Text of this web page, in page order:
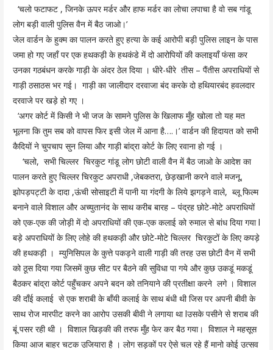
‘चलो फटाफट , जिनके ऊपर मर्डर और हाफ मर्डर का लोचा लपाचा है वो सब गांडू
लोग बड़ी वाली पुलिस वैन में बैठ जाओ।’
जेल वार्डन के हुक्म का पालन करते हुए हत्या के कई आरोपी बड़ी पुलिस लाइन के पास
जमा हो गए जहाँ पर एक हथकड़ी के हथकंडे में दो आरोपियों की कलाइयाँ फंसा कर
उनका गठबंधन करके गाड़ी के अंदर ठेल दिया । धीरे-धीरे तीस – पैंतीस अपराधियों से
गाड़ी ठसाठस भर गई। गाड़ी का जालीदार दरवाजा बंद करके दो हथियारबंद हवलदार
दरवाजे पर खड़े हो गए ।
‘अगर कोर्ट में किसी ने भी जज के सामने पुलिस के खिलाफ मुँह खोला तो यह मत
भूलना कि तुम सब को वापस फिर इसी जेल में आना है….।’ वार्डन की हिदायत को सभी
कैदियों ने चुपचाप सुन लिया और गाड़ी बांद्रा कोर्ट के लिए रवाना हो गई ।
‘चलो, सभी चिल्लर चिरकुट गांडू लोग छोटी वाली वैन में बैठ जाओ के आदेश का
पालन करते हुए चिल्लर चिरकुट अपराधी ,जेबकतरा, छेड़खानी करने वाले मजनू,
झोपड़पट्टी के दादा ,ऊंची सोसाइटी में पानी या गंदगी के लिये झगड़ने वाले, ब्लू फिल्म
बनाने वाले विशाल और अच्युतानंद के साथ करीब बारह – पंद्रह छोटे-मोटे अपराधियों
को एक-एक की जोड़ी में दो अपराधियों की एक-एक कलाई को रुमाल से बांध दिया गया l
बड़े अपराधियों के लिए लोहे की हथकड़ी और छोटे-मोटे चिल्लर चिरकुटों के लिए कपड़े
की हथकड़ी । म्युनिसिपल के कुत्ते पकड़ने वाली गाड़ी की तरह उस छोटी वैन में सभी
को ठूस दिया गया जिसमें कुछ सीट पर बैठने की सुविधा पा गये और कुछ उकडूं मकडूं
बैठकर बांद्रा कोर्ट पहुँचकर अपने बदन को तनियाने की प्रतीक्षा करने लगे । विशाल
की दाँई कलाई से एक शराबी के बाँयी कलाई के साथ बंधी थी जिस पर अपनी बीवी के
साथ रोज मारपीट करने का आरोप उसकी बीवी ने लगाया था lउसके पसीने से शराब की
बूं पसर रही थी । विशाल खिड़की की तरफ मुँह फेर कर बैठ गया। विशाल ने महसूस
किया आज बाहर चटक उजियारा है । लोग सड़कों पर ऐसे चल रहे हैं मानो कोई उत्सव